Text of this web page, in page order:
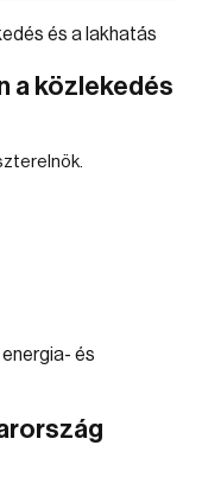
a közlekedés